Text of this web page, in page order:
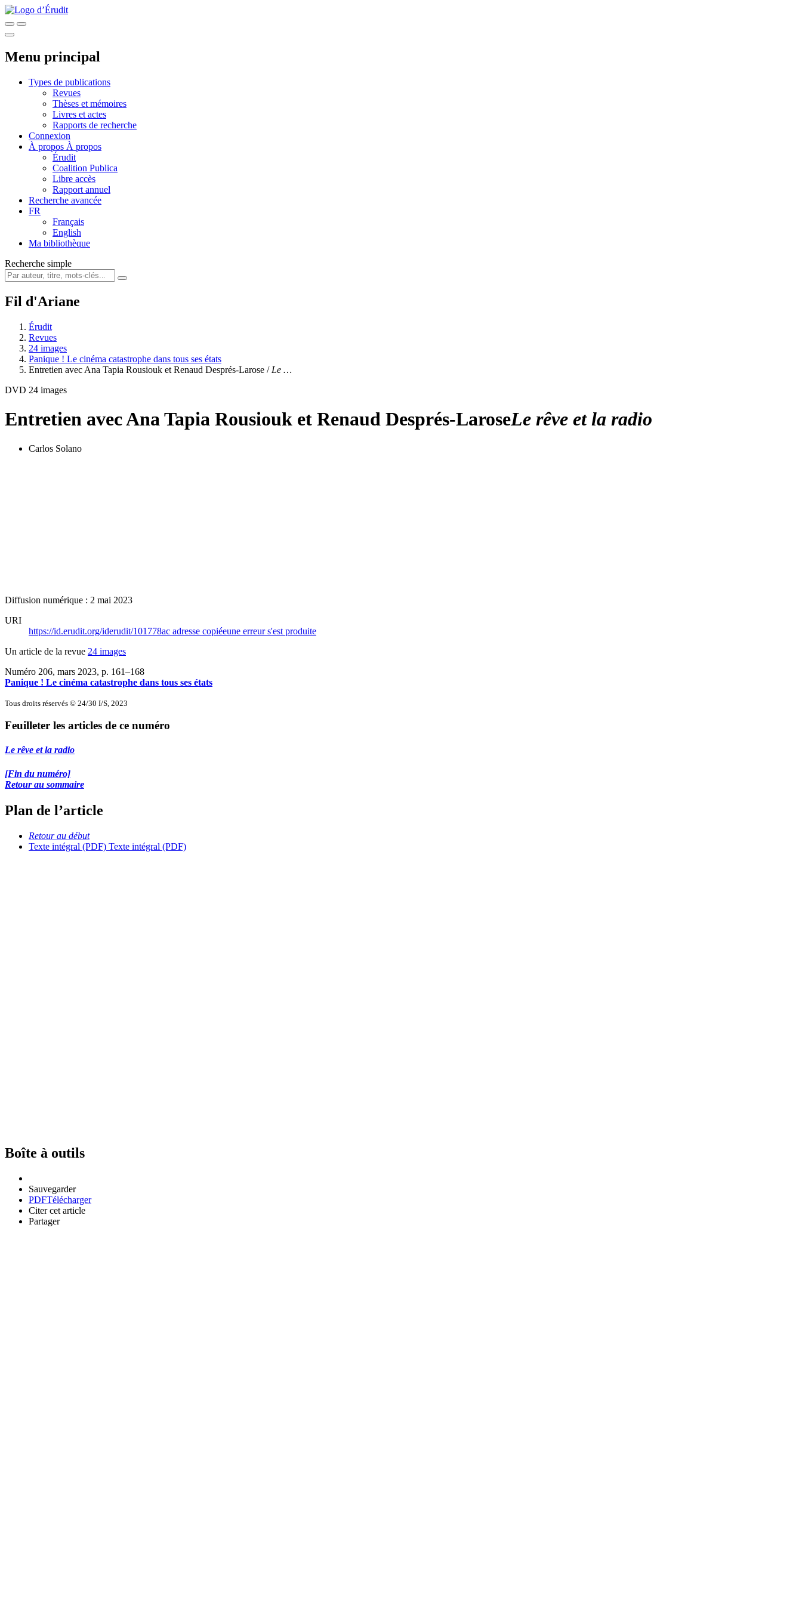
Menu principal
Types de publications
Revues
Thèses et mémoires
Livres et actes
Rapports de recherche
Connexion
À propos À propos
Érudit
Coalition Publica
Libre accès
Rapport annuel
Recherche avancée
FR
Français
English
Ma bibliothèque
Recherche simple
Fil d'Ariane
Érudit
Revues
24 images
Panique ! Le cinéma catastrophe dans tous ses états
Entretien avec Ana Tapia Rousiouk et Renaud Després-Larose / Le …
DVD 24 images
Entretien avec Ana Tapia Rousiouk et Renaud Després-LaroseLe rêve et la radio
Carlos Solano
Diffusion numérique : 2 mai 2023
URI
https://id.erudit.org/iderudit/101778ac adresse copiéeune erreur s'est produite
Un article de la revue 24 images
Numéro 206, mars 2023, p. 161–168
Panique ! Le cinéma catastrophe dans tous ses états
Tous droits réservés © 24/30 I/S, 2023
Feuilleter les articles de ce numéro
Le rêve et la radio
[Fin du numéro]
Retour au sommaire
Plan de l’article
Retour au début
Texte intégral (PDF) Texte intégral (PDF)
Boîte à outils
Sauvegarder
PDFTélécharger
Citer cet article
Partager